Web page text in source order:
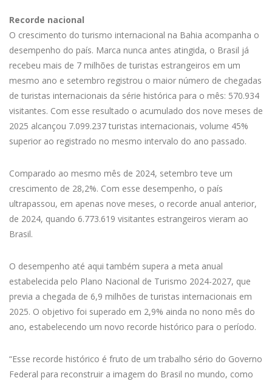
Recorde nacional
O crescimento do turismo internacional na Bahia acompanha o
desempenho do país. Marca nunca antes atingida, o Brasil já
recebeu mais de 7 milhões de turistas estrangeiros em um
mesmo ano e setembro registrou o maior número de chegadas
de turistas internacionais da série histórica para o mês: 570.934
visitantes. Com esse resultado o acumulado dos nove meses de
2025 alcançou 7.099.237 turistas internacionais, volume 45%
superior ao registrado no mesmo intervalo do ano passado.
Comparado ao mesmo mês de 2024, setembro teve um
crescimento de 28,2%. Com esse desempenho, o país
ultrapassou, em apenas nove meses, o recorde anual anterior,
de 2024, quando 6.773.619 visitantes estrangeiros vieram ao
Brasil.
O desempenho até aqui também supera a meta anual
estabelecida pelo Plano Nacional de Turismo 2024-2027, que
previa a chegada de 6,9 milhões de turistas internacionais em
2025. O objetivo foi superado em 2,9% ainda no nono mês do
ano, estabelecendo um novo recorde histórico para o período.
“Esse recorde histórico é fruto de um trabalho sério do Governo
Federal para reconstruir a imagem do Brasil no mundo, como